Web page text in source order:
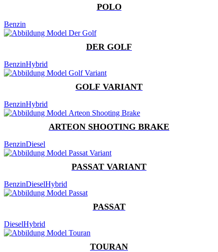
POLO
Benzin
DER GOLF
BenzinHybrid
GOLF VARIANT
BenzinHybrid
ARTEON SHOOTING BRAKE
BenzinDiesel
PASSAT VARIANT
BenzinDieselHybrid
PASSAT
DieselHybrid
TOURAN